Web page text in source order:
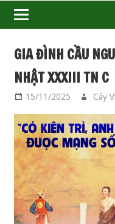
GIA ĐÌNH CẦU
NHẬT XXXIII TN C
15/11/2025 Cây